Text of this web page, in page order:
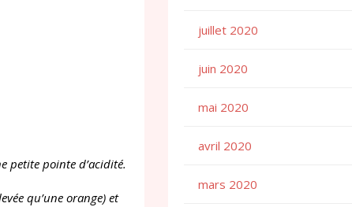
petite pointe d’acidité.
qu’une orange) et
juillet 2020
juin 2020
mai 2020
avril 2020
mars 2020